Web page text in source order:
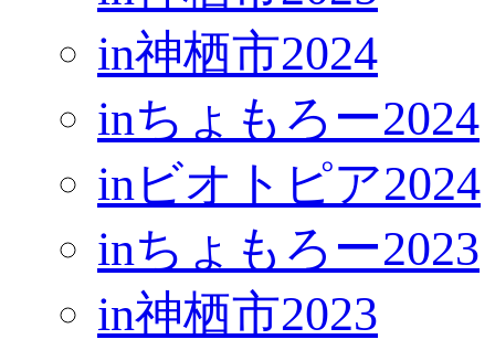
in神栖市2024
inちょもろー2024
inビオトピア2024
inちょもろー2023
in神栖市2023